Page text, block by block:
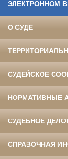
ЭЛЕКТРОННОМ
О СУДЕ
СУДЕЙСКОЕ
НОРМАТИВНЫЕ
СУДЕБНОЕ
СПРАВОЧНАЯ